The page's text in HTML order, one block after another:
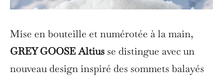
Mise en bouteille et numérotée à la main,
GREY GOOSE Altius se distingue avec un
nouveau design inspiré des sommets balayés